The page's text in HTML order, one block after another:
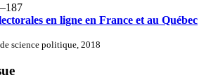
en ligne en France et au Québec
science politique, 2018